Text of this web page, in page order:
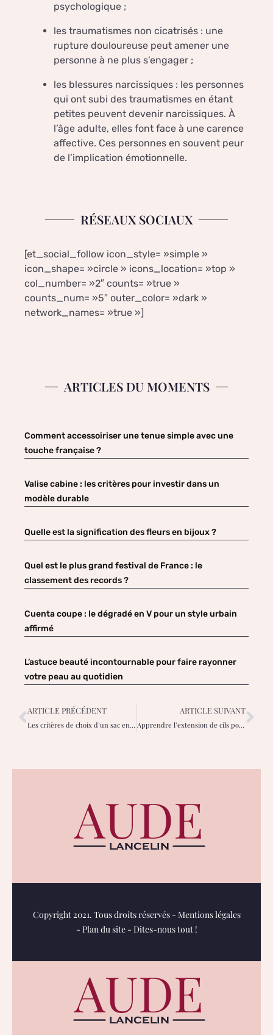
psychologique ;
les traumatismes non cicatrisés : une
rupture douloureuse peut amener une
personne à ne plus s’engager ;
les blessures narcissiques : les personnes
qui ont subi des traumatismes en étant
petites peuvent devenir narcissiques. À
l’âge adulte, elles font face à une carence
affective. Ces personnes en souvent peur
de l’implication émotionnelle.
RÉSEAUX SOCIAUX
[et_social_follow icon_style= »simple »
icon_shape= »circle » icons_location= »top »
col_number= »2″ counts= »true »
counts_num= »5″ outer_color= »dark »
network_names= »true »]
ARTICLES DU MOMENTS
Comment accessoiriser une tenue simple avec une
touche française ?
Valise cabine : les critères pour investir dans un
modèle durable
Quelle est la signification des fleurs en bijoux ?
Quel est le plus grand festival de France : le
classement des records ?
Cuenta coupe : le dégradé en V pour un style urbain
affirmé
L’astuce beauté incontournable pour faire rayonner
votre peau au quotidien
ARTICLE PRÉCÉDENT
Les critères de choix d’un sac en cuir
ARTICLE SUIVANT
Apprendre l’extension de cils pour booster votre activité
Copyright 2021. Tous droits réservés - Mentions légales
- Plan du site- Dites-nous tout !